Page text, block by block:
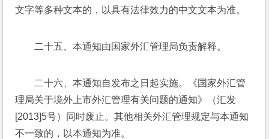
文字等多种文本的，以具有法律效力的中文文本为准。
二十五、本通知由国家外汇管理局负责解释。
二十六、本通知自发布之日起实施。《国家外汇管
理局关于境外上市外汇管理有关问题的通知》（汇发
[2013]5号）同时废止。其他相关外汇管理规定与本通知
不一致的，以本通知为准。